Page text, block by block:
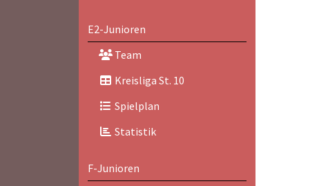
E2-Junioren
Team
Kreisliga St. 10
Spielplan
Statistik
F-Junioren